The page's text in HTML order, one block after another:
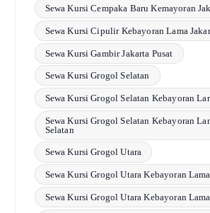
Sewa Kursi Cempaka Baru Kemayoran
Sewa Kursi Cipulir Kebayoran Lama
Sewa Kursi Gambir Jakarta Pusat
Sewa Kursi Grogol Selatan
Sewa Kursi Grogol Selatan Kebayoran
Sewa Kursi Grogol Selatan Kebayoran
Selatan
Sewa Kursi Grogol Utara
Sewa Kursi Grogol Utara Kebayoran Lama
Sewa Kursi Grogol Utara Kebayoran